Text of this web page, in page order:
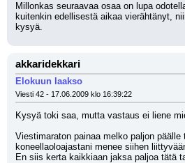
Millonkas seuraavaa osaa on lupa
kuitenkin edellisestä aikaa vierähtänyt,
kysyä.
akkaridekkari
Elokuun laakso
Viesti 42 - 17.06.2009 klo 16:39:22
Kysyä toki saa, mutta vastaus ei liene
Viestimaraton painaa melko paljon
koneellaoloajastani menee siihen
En siis kerta kaikkiaan jaksa paljoa tätä